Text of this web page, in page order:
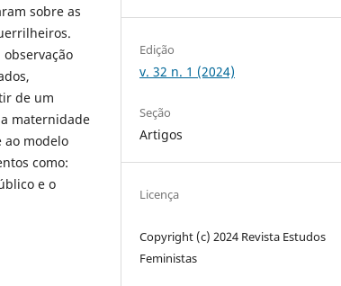
sobre as
de um
maternidade
ao modelo
como:
e o
Edição
v. 32 n. 1 (2024)
Seção
Artigos
Licença
Copyright (c) 2024 Revista Estudos
Feministas